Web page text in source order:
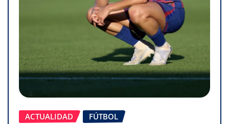
ACTUALIDAD
FÚTBOL